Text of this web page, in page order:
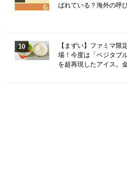
ばれている？海外の呼
【まずい】ファミマ限
場！今度は「ベジタブ
を超再現したアイス。